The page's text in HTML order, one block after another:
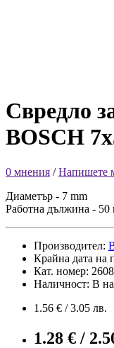
Свредло
BOSCH
0 мнения /Напишете
Диаметър - 7 mm
Работна дължина - 50
Производител:
Крайна дата на
Кат. номер:
Наличност: В
1.56 € / 3.05 лв.
1.28 € /